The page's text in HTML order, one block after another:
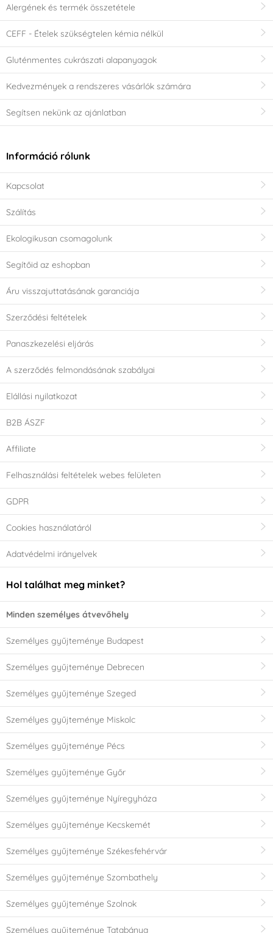
Alergének és termék összetétele
CEFF - Ételek szükségtelen kémia nélkül
Gluténmentes cukrászati alapanyagok
Kedvezmények a rendszeres vásárlók számára
Segítsen nekünk az ajánlatban
Információ rólunk
Kapcsolat
Szálítás
Ekologikusan csomagolunk
Segítőid az eshopban
Áru visszajuttatásának garanciája
Szerződési feltételek
Panaszkezelési eljárás
A szerződés felmondásának szabályai
Elállási nyilatkozat
B2B ÁSZF
Affiliate
Felhasználási feltételek webes felületen
GDPR
Cookies használatáról
Adatvédelmi irányelvek
Hol találhat meg minket?
Minden személyes átvevőhely
Személyes gyűjteménye Budapest
Személyes gyűjteménye Debrecen
Személyes gyűjteménye Szeged
Személyes gyűjteménye Miskolc
Személyes gyűjteménye Pécs
Személyes gyűjteménye Győr
Személyes gyűjteménye Nyíregyháza
Személyes gyűjteménye Kecskemét
Személyes gyűjteménye Székesfehérvár
Személyes gyűjteménye Szombathely
Személyes gyűjteménye Szolnok
Személyes gyűjteménye Tatabánya